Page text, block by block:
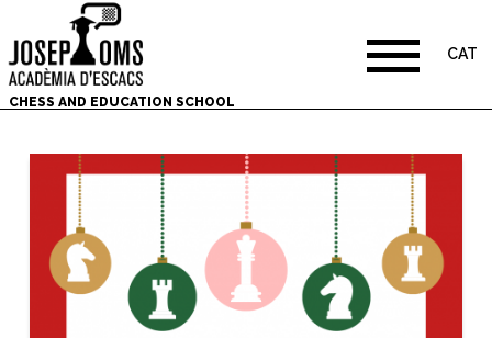
CHESS AND EDUCATION SCHOOL
CAT